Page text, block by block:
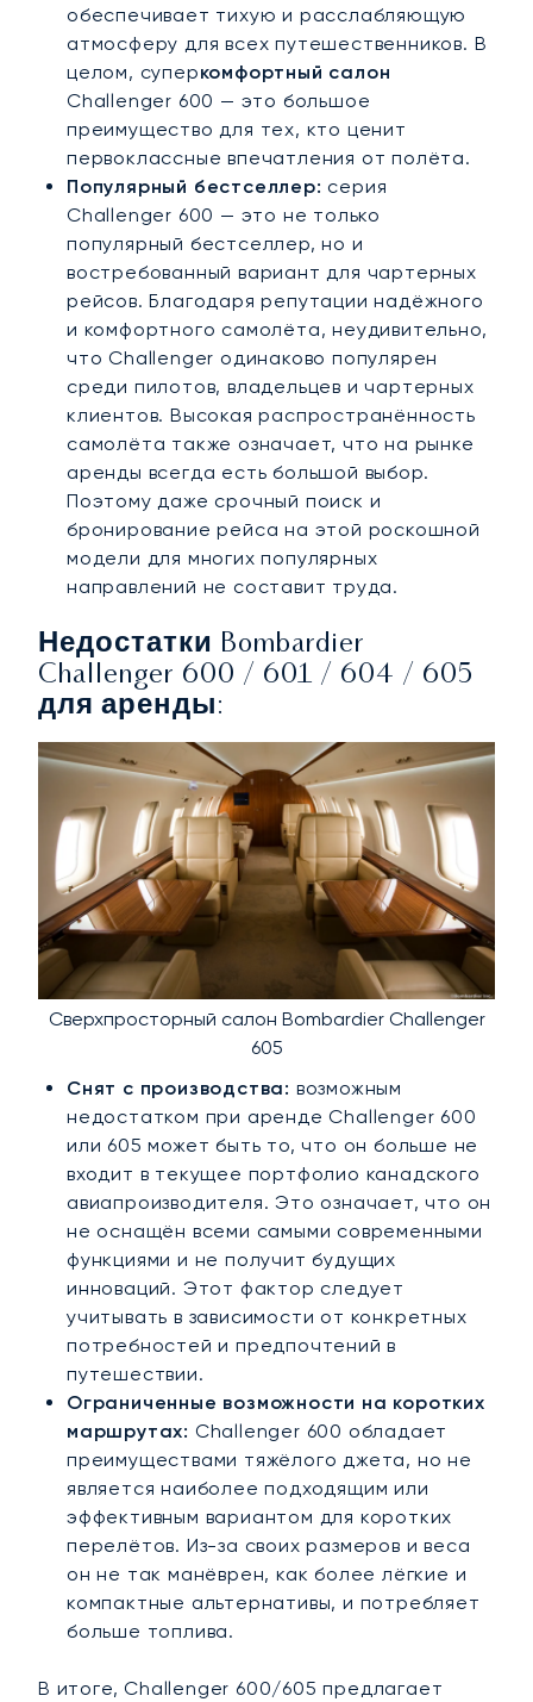
обеспечивает тихую и расслабляющую
атмосферу для всех путешественников. В
целом, суперкомфортный салон
Challenger 600 — это большое
преимущество для тех, кто ценит
первоклассные впечатления от полёта.
Популярный бестселлер: серия
Challenger 600 — это не только
популярный бестселлер, но и
востребованный вариант для чартерных
рейсов. Благодаря репутации надёжного
и комфортного самолёта, неудивительно,
что Challenger одинаково популярен
среди пилотов, владельцев и чартерных
клиентов. Высокая распространённость
самолёта также означает, что на рынке
аренды всегда есть большой выбор.
Поэтому даже срочный поиск и
бронирование рейса на этой роскошной
модели для многих популярных
направлений не составит труда.
Недостатки Bombardier
Challenger 600 / 601 / 604 / 605
для аренды:
Сверхпросторный салон Bombardier Challenger
605
Снят с производства: возможным
недостатком при аренде Challenger 600
или 605 может быть то, что он больше не
входит в текущее портфолио канадского
авиапроизводителя. Это означает, что он
не оснащён всеми самыми современными
функциями и не получит будущих
инноваций. Этот фактор следует
учитывать в зависимости от конкретных
потребностей и предпочтений в
путешествии.
Ограниченные возможности на коротких
маршрутах: Challenger 600 обладает
преимуществами тяжёлого джета, но не
является наиболее подходящим или
эффективным вариантом для коротких
перелётов. Из-за своих размеров и веса
он не так манёврен, как более лёгкие и
компактные альтернативы, и потребляет
больше топлива.
В итоге, Challenger 600/605 предлагает